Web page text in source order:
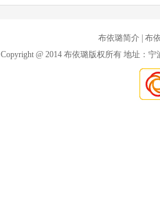
布依璐简介 | 布
Copyright @ 2014 布依璐版权所有 地址